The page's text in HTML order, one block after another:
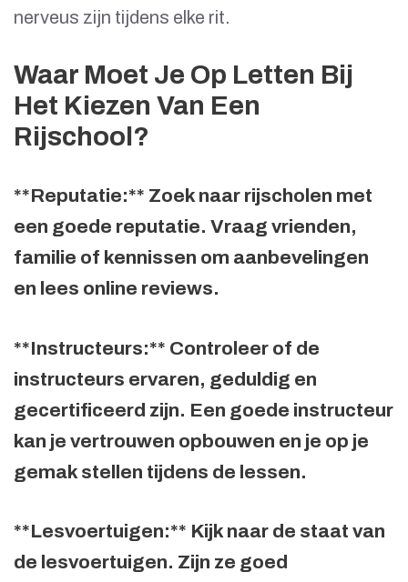
nerveus zijn tijdens elke rit.
Waar Moet Je Op Letten Bij
Het Kiezen Van Een
Rijschool?
**Reputatie:** Zoek naar rijscholen met
een goede reputatie. Vraag vrienden,
familie of kennissen om aanbevelingen
en lees online reviews.
**Instructeurs:** Controleer of de
instructeurs ervaren, geduldig en
gecertificeerd zijn. Een goede instructeur
kan je vertrouwen opbouwen en je op je
gemak stellen tijdens de lessen.
**Lesvoertuigen:** Kijk naar de staat van
de lesvoertuigen. Zijn ze goed